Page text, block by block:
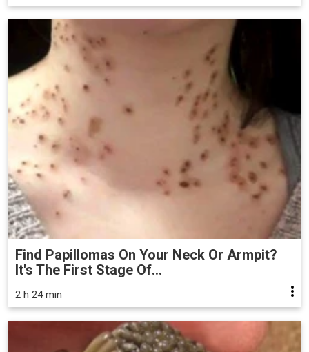
Find Papillomas On Your Neck Or Armpit?
It's The First Stage Of...
2 h 24 min